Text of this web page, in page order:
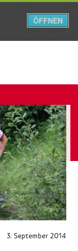
Menü
3. September 2014
ÖFFNEN